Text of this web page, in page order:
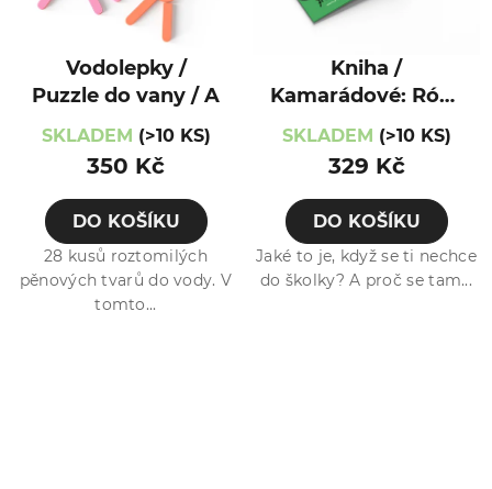
Vodolepky /
Puzzle do vany / A
SKLADEM (>10 KS)
350 Kč
DO KOŠÍKU
28 kusů roztomilých
pěnových tvarů do vody. V
tomto...
Kniha /
Kamarádové: Róza
nechce do školky,
Hugo nechce spát
SKLADEM (>10 KS)
329 Kč
DO KOŠÍKU
Jaké to je, když se ti nechce
do školky? A proč se tam...